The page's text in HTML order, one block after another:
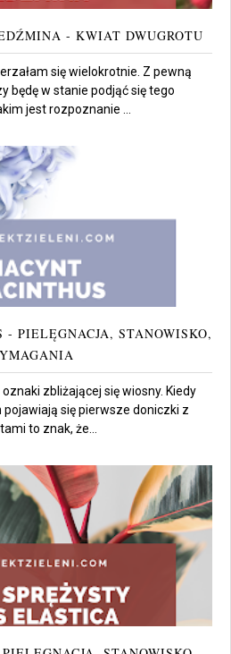
- KWIAT DWUGROTU
się wielokrotnie. Z pewną
będę w stanie podjąć się tego
jest rozpoznanie ...
PIELĘGNACJA, STANOWISKO,
zbliżającej się wiosny. Kiedy
pojawiają się pierwsze doniczki z
to znak, że...